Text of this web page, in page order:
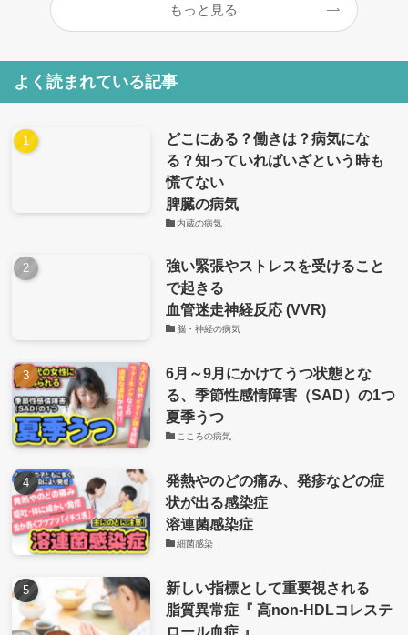
もっと見る
よく読まれている記事
どこにある？働きは？病気にな
る？知っていればいざという時も
慌てない
脾臓の病気
内蔵の病気
強い緊張やストレスを受けること
で起きる
血管迷走神経反応 (VVR)
脳・神経の病気
6月～9月にかけてうつ状態とな
る、季節性感情障害（SAD）の1つ
夏季うつ
こころの病気
発熱やのどの痛み、発疹などの症
状が出る感染症
溶連菌感染症
細菌感染
新しい指標として重要視される
脂質異常症『 高non-HDLコレステ
ロール血症 』